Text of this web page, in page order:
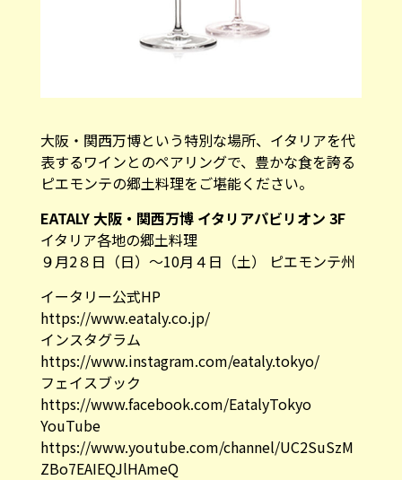
大阪・関西万博という特別な場所、イタリアを代
表するワインとのペアリングで、豊かな食を誇る
ピエモンテの郷土料理をご堪能ください。
EATALY大阪・関西万博 イタリアパビリオン 3F
イタリア各地の郷土料理
９月2８日（日）〜10月４日（土） ピエモンテ州
イータリー公式HP
https://www.eataly.co.jp/
インスタグラム
https://www.instagram.com/eataly.tokyo/
フェイスブック
https://www.facebook.com/EatalyTokyo
YouTube
https://www.youtube.com/channel/UC2SuSzM
ZBo7EAIEQJlHAmeQ